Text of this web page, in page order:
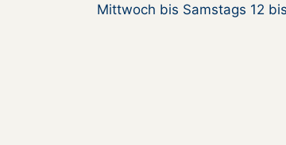
Mittwoch bis Samstags 12